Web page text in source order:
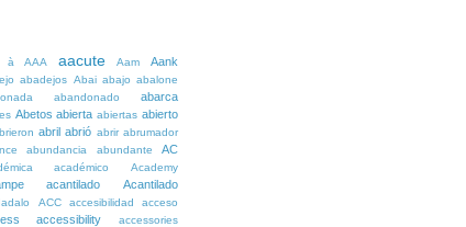
à AAA aacute Aam Aank
abadejos Abai abajo abalone
abandonado abarca
Abetos abierta abiertas abierto
abril abrió abrir abrumador
abundancia abundante
AC
académico
Academy
acantilado Acantilado
ACC accesibilidad acceso
accessibility accessories